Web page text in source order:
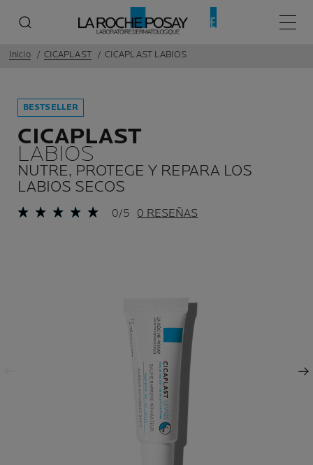
Menú
Inicio CICAPLAST CICAPLAST LABIOS
BESTSELLER
CICAPLAST
LABIOS
NUTRE, PROTEGE Y REPARA LOS
LABIOS SECOS
0/5 0 RESEÑAS
Panel siguiente